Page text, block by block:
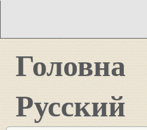
Головна
Русский